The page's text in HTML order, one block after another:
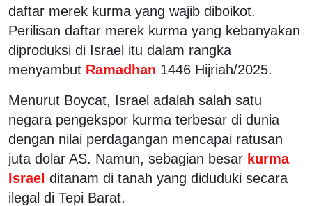
daftar merek kurma yang wajib diboikot.
Perilisan daftar merek kurma yang kebanyakan
diproduksi di Israel itu dalam rangka
menyambut Ramadhan 1446 Hijriah/2025.
Menurut Boycat, Israel adalah salah satu
negara pengekspor kurma terbesar di dunia
dengan nilai perdagangan mencapai ratusan
juta dolar AS. Namun, sebagian besar kurma
Israel ditanam di tanah yang diduduki secara
ilegal di Tepi Barat.